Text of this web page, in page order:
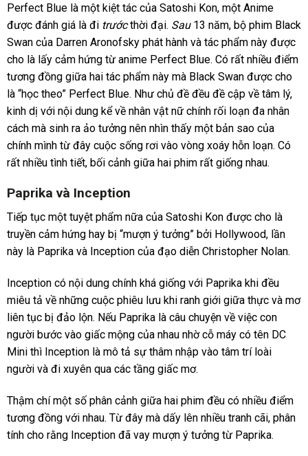
Perfect Blue là một kiệt tác của Satoshi Kon, một Anime
được đánh giá là đi trướcthời đại. Sau 13 năm, bộ phim Black
Swan của Darren Aronofsky phát hành và tác phẩm này được
cho là lấy cảm hứng từ anime Perfect Blue. Có rất nhiều điểm
tương đồng giữa hai tác phẩm này mà Black Swan được cho
là “học theo” Perfect Blue. Như chủ đề đều đề cập về tâm lý,
kinh dị với nội dung kể về nhân vật nữ chính rối loạn đa nhân
cách mà sinh ra ảo tưởng nên nhìn thấy một bản sao của
chính mình từ đây cuộc sống rơi vào vòng xoáy hỗn loạn. Có
rất nhiều tình tiết, bối cảnh giữa hai phim rất giống nhau.
Paprika và Inception
Tiếp tục một tuyệt phẩm nữa của Satoshi Kon được cho là
truyền cảm hứng hay bị “mượn ý tưởng” bởi Hollywood, lần
này là Paprika và Inception của đạo diễn Christopher Nolan.
Inception có nội dung chính khá giống với Paprika khi đều
miêu tả về những cuộc phiêu lưu khi ranh giới giữa thực và mơ
liên tục bị đảo lộn. Nếu Paprika là câu chuyện về việc con
người bước vào giấc mộng của nhau nhờ cỗ máy có tên DC
Mini thì Inception là mô tả sự thâm nhập vào tâm trí loài
người và đi xuyên qua các tầng giấc mơ.
Thậm chí một số phân cảnh giữa hai phim đều có nhiều điểm
tương đồng với nhau. Từ đây mà dấy lên nhiều tranh cãi, phân
tính cho rằng Inception đã vay mượn ý tưởng từ Paprika.